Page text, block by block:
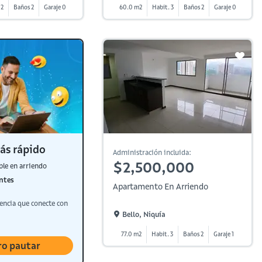
Baños 2 Garaje 0 60.0 m2 Habit. 3 Baños 2 Garaje 0
rápido
en arriendo
que conecte con
pautar
Administración incluida:
$2,500,000
Apartamento En Arriendo
Bello, Niquía
77.0 m2 Habit. 3 Baños 2 Garaje 1